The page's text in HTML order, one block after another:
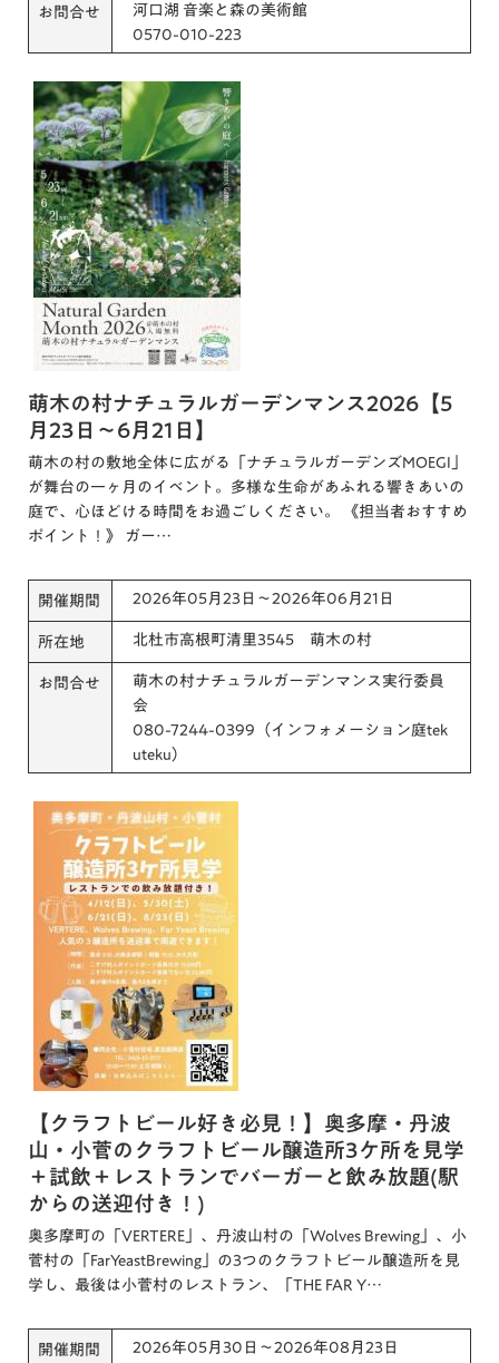
お問合せ
河口湖 音楽と森の美術館
0570-010-223
萌木の村ナチュラルガーデンマンス2026【5
月23日～6月21日】
萌木の村の敷地全体に広がる「ナチュラルガーデンズMOEGI」
が舞台の一ヶ月のイベント。多様な生命があふれる響きあいの
庭で、心ほどける時間をお過ごしください。 《担当者おすすめ
ポイント！》 ガー…
開催期間 2026年05月23日～2026年06月21日
所在地 北杜市高根町清里3545 萌木の村
お問合せ
萌木の村ナチュラルガーデンマンス実行委員
会
080-7244-0399（インフォメーション庭tek
uteku）
【クラフトビール好き必見！】奥多摩・丹波
山・小菅のクラフトビール醸造所3ケ所を見学
＋試飲＋レストランでバーガーと飲み放題(駅
からの送迎付き！)
奥多摩町の「VERTERE」、丹波山村の「Wolves Brewing」、小
菅村の「FarYeastBrewing」の3つのクラフトビール醸造所を見
学し、最後は小菅村のレストラン、「THE FAR Y…
開催期間 2026年05月30日～2026年08月23日